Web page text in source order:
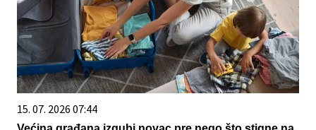
15. 07. 2026 07:44